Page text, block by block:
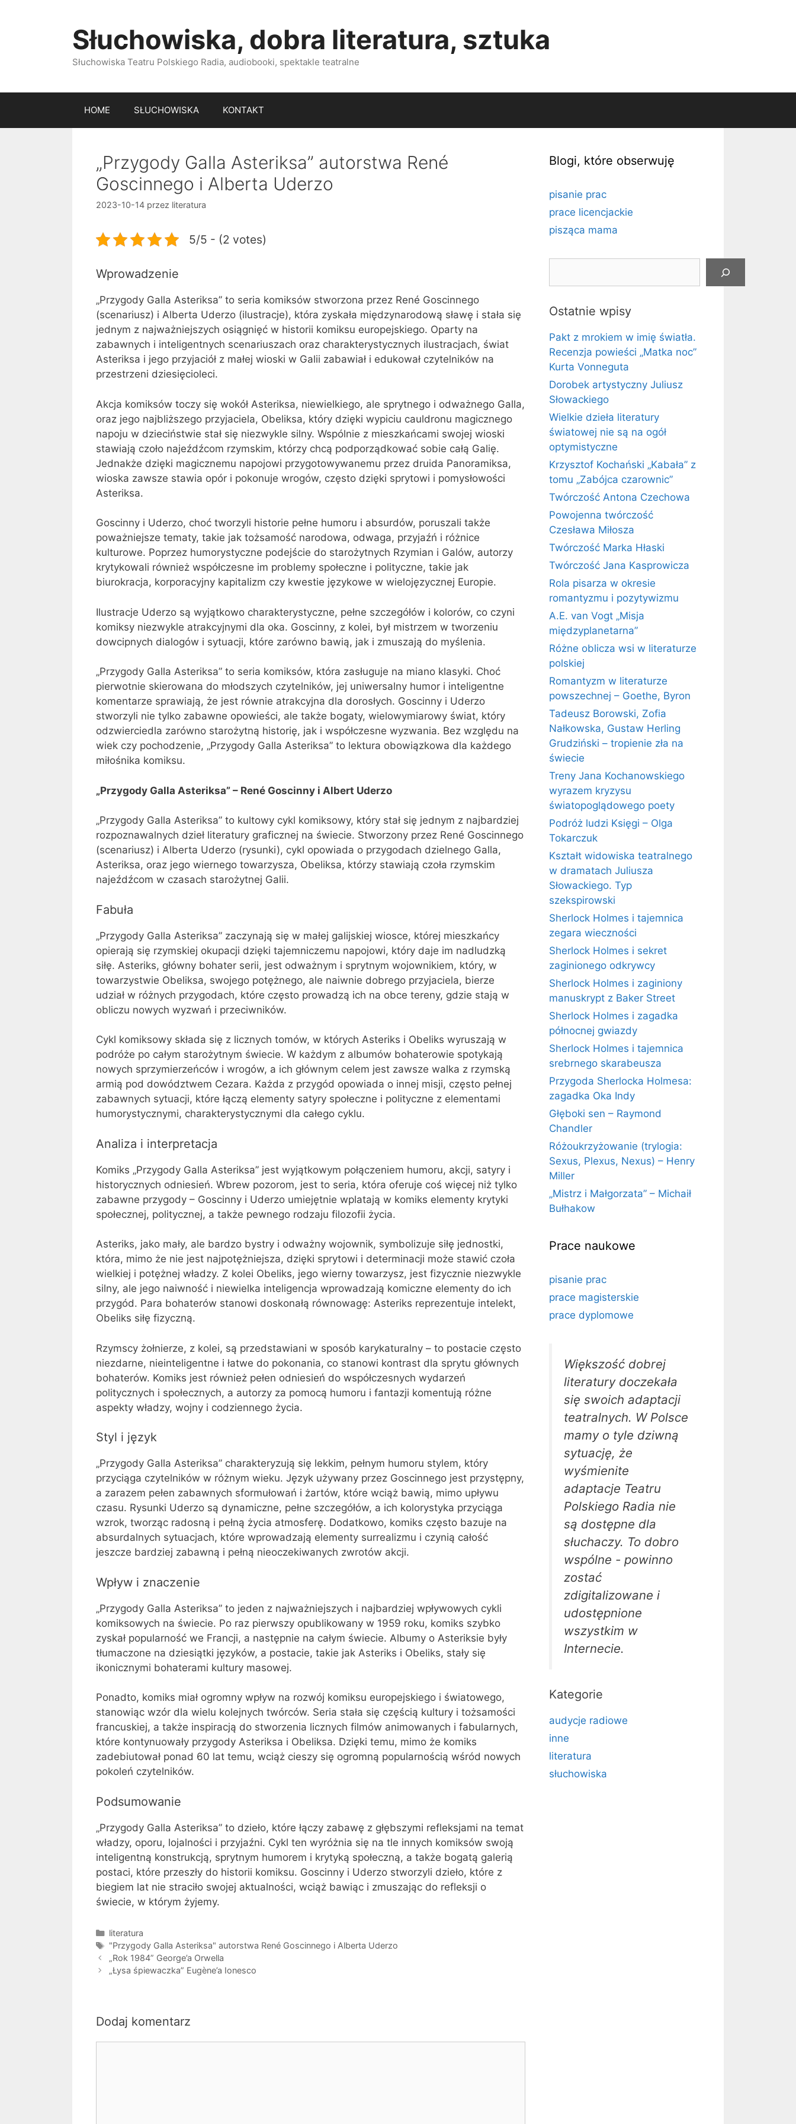
Słuchowiska, dobra literatura, sztuka
Słuchowiska Teatru Polskiego Radia, audiobooki, spektakle teatralne
HOME SŁUCHOWISKA KONTAKT
„Przygody Galla Asteriksa” autorstwa René
Goscinnego i Alberta Uderzo
2023-10-14 przez literatura
5/5 - (2 votes)
Wprowadzenie
„Przygody Galla Asteriksa” to seria komiksów stworzona przez René Goscinnego
(scenariusz) i Alberta Uderzo (ilustracje), która zyskała międzynarodową sławę i stała się
jednym z najważniejszych osiągnięć w historii komiksu europejskiego. Oparty na
zabawnych i inteligentnych scenariuszach oraz charakterystycznych ilustracjach, świat
Asteriksa i jego przyjaciół z małej wioski w Galii zabawiał i edukował czytelników na
przestrzeni dziesięcioleci.
Akcja komiksów toczy się wokół Asteriksa, niewielkiego, ale sprytnego i odważnego Galla,
oraz jego najbliższego przyjaciela, Obeliksa, który dzięki wypiciu cauldronu magicznego
napoju w dzieciństwie stał się niezwykle silny. Wspólnie z mieszkańcami swojej wioski
stawiają czoło najeźdźcom rzymskim, którzy chcą podporządkować sobie całą Galię.
Jednakże dzięki magicznemu napojowi przygotowywanemu przez druida Panoramiksa,
wioska zawsze stawia opór i pokonuje wrogów, często dzięki sprytowi i pomysłowości
Asteriksa.
Goscinny i Uderzo, choć tworzyli historie pełne humoru i absurdów, poruszali także
poważniejsze tematy, takie jak tożsamość narodowa, odwaga, przyjaźń i różnice
kulturowe. Poprzez humorystyczne podejście do starożytnych Rzymian i Galów, autorzy
krytykowali również współczesne im problemy społeczne i polityczne, takie jak
biurokracja, korporacyjny kapitalizm czy kwestie językowe w wielojęzycznej Europie.
Ilustracje Uderzo są wyjątkowo charakterystyczne, pełne szczegółów i kolorów, co czyni
komiksy niezwykle atrakcyjnymi dla oka. Goscinny, z kolei, był mistrzem w tworzeniu
dowcipnych dialogów i sytuacji, które zarówno bawią, jak i zmuszają do myślenia.
„Przygody Galla Asteriksa” to seria komiksów, która zasługuje na miano klasyki. Choć
pierwotnie skierowana do młodszych czytelników, jej uniwersalny humor i inteligentne
komentarze sprawiają, że jest równie atrakcyjna dla dorosłych. Goscinny i Uderzo
stworzyli nie tylko zabawne opowieści, ale także bogaty, wielowymiarowy świat, który
odzwierciedla zarówno starożytną historię, jak i współczesne wyzwania. Bez względu na
wiek czy pochodzenie, „Przygody Galla Asteriksa” to lektura obowiązkowa dla każdego
miłośnika komiksu.
„Przygody Galla Asteriksa” – René Goscinny i Albert Uderzo
„Przygody Galla Asteriksa” to kultowy cykl komiksowy, który stał się jednym z najbardziej
rozpoznawalnych dzieł literatury graficznej na świecie. Stworzony przez René Goscinnego
(scenariusz) i Alberta Uderzo (rysunki), cykl opowiada o przygodach dzielnego Galla,
Asteriksa, oraz jego wiernego towarzysza, Obeliksa, którzy stawiają czoła rzymskim
najeźdźcom w czasach starożytnej Galii.
Fabuła
„Przygody Galla Asteriksa” zaczynają się w małej galijskiej wiosce, której mieszkańcy
opierają się rzymskiej okupacji dzięki tajemniczemu napojowi, który daje im nadludzką
siłę. Asteriks, główny bohater serii, jest odważnym i sprytnym wojownikiem, który, w
towarzystwie Obeliksa, swojego potężnego, ale naiwnie dobrego przyjaciela, bierze
udział w różnych przygodach, które często prowadzą ich na obce tereny, gdzie stają w
obliczu nowych wyzwań i przeciwników.
Cykl komiksowy składa się z licznych tomów, w których Asteriks i Obeliks wyruszają w
podróże po całym starożytnym świecie. W każdym z albumów bohaterowie spotykają
nowych sprzymierzeńców i wrogów, a ich głównym celem jest zawsze walka z rzymską
armią pod dowództwem Cezara. Każda z przygód opowiada o innej misji, często pełnej
zabawnych sytuacji, które łączą elementy satyry społeczne i polityczne z elementami
humorystycznymi, charakterystycznymi dla całego cyklu.
Analiza i interpretacja
Komiks „Przygody Galla Asteriksa” jest wyjątkowym połączeniem humoru, akcji, satyry i
historycznych odniesień. Wbrew pozorom, jest to seria, która oferuje coś więcej niż tylko
zabawne przygody – Goscinny i Uderzo umiejętnie wplatają w komiks elementy krytyki
społecznej, politycznej, a także pewnego rodzaju filozofii życia.
Asteriks, jako mały, ale bardzo bystry i odważny wojownik, symbolizuje siłę jednostki,
która, mimo że nie jest najpotężniejsza, dzięki sprytowi i determinacji może stawić czoła
wielkiej i potężnej władzy. Z kolei Obeliks, jego wierny towarzysz, jest fizycznie niezwykle
silny, ale jego naiwność i niewielka inteligencja wprowadzają komiczne elementy do ich
przygód. Para bohaterów stanowi doskonałą równowagę: Asteriks reprezentuje intelekt,
Obeliks siłę fizyczną.
Rzymscy żołnierze, z kolei, są przedstawiani w sposób karykaturalny – to postacie często
niezdarne, nieinteligentne i łatwe do pokonania, co stanowi kontrast dla sprytu głównych
bohaterów. Komiks jest również pełen odniesień do współczesnych wydarzeń
politycznych i społecznych, a autorzy za pomocą humoru i fantazji komentują różne
aspekty władzy, wojny i codziennego życia.
Styl i język
„Przygody Galla Asteriksa” charakteryzują się lekkim, pełnym humoru stylem, który
przyciąga czytelników w różnym wieku. Język używany przez Goscinnego jest przystępny,
a zarazem pełen zabawnych sformułowań i żartów, które wciąż bawią, mimo upływu
czasu. Rysunki Uderzo są dynamiczne, pełne szczegółów, a ich kolorystyka przyciąga
wzrok, tworząc radosną i pełną życia atmosferę. Dodatkowo, komiks często bazuje na
absurdalnych sytuacjach, które wprowadzają elementy surrealizmu i czynią całość
jeszcze bardziej zabawną i pełną nieoczekiwanych zwrotów akcji.
Wpływ i znaczenie
„Przygody Galla Asteriksa” to jeden z najważniejszych i najbardziej wpływowych cykli
komiksowych na świecie. Po raz pierwszy opublikowany w 1959 roku, komiks szybko
zyskał popularność we Francji, a następnie na całym świecie. Albumy o Asteriksie były
tłumaczone na dziesiątki języków, a postacie, takie jak Asteriks i Obeliks, stały się
ikonicznymi bohaterami kultury masowej.
Ponadto, komiks miał ogromny wpływ na rozwój komiksu europejskiego i światowego,
stanowiąc wzór dla wielu kolejnych twórców. Seria stała się częścią kultury i tożsamości
francuskiej, a także inspiracją do stworzenia licznych filmów animowanych i fabularnych,
które kontynuowały przygody Asteriksa i Obeliksa. Dzięki temu, mimo że komiks
zadebiutował ponad 60 lat temu, wciąż cieszy się ogromną popularnością wśród nowych
pokoleń czytelników.
Podsumowanie
„Przygody Galla Asteriksa” to dzieło, które łączy zabawę z głębszymi refleksjami na temat
władzy, oporu, lojalności i przyjaźni. Cykl ten wyróżnia się na tle innych komiksów swoją
inteligentną konstrukcją, sprytnym humorem i krytyką społeczną, a także bogatą galerią
postaci, które przeszły do historii komiksu. Goscinny i Uderzo stworzyli dzieło, które z
biegiem lat nie straciło swojej aktualności, wciąż bawiąc i zmuszając do refleksji o
świecie, w którym żyjemy.
Kategorie
literatura
Tagi
"Przygody Galla Asteriksa" autorstwa René Goscinnego i Alberta Uderzo
„Rok 1984” George’a Orwella
„Łysa śpiewaczka” Eugène’a Ionesco
Dodaj komentarz
Blogi, które obserwuję
pisanie prac
prace licencjackie
pisząca mama
Ostatnie wpisy
Pakt z mrokiem w imię światła.
Recenzja powieści „Matka noc”
Kurta Vonneguta
Dorobek artystyczny Juliusz
Słowackiego
Wielkie dzieła literatury
światowej nie są na ogół
optymistyczne
Krzysztof Kochański „Kabała” z
tomu „Zabójca czarownic”
Twórczość Antona Czechowa
Powojenna twórczość
Czesława Miłosza
Twórczość Marka Hłaski
Twórczość Jana Kasprowicza
Rola pisarza w okresie
romantyzmu i pozytywizmu
A.E. van Vogt „Misja
międzyplanetarna”
Różne oblicza wsi w literaturze
polskiej
Romantyzm w literaturze
powszechnej – Goethe, Byron
Tadeusz Borowski, Zofia
Nałkowska, Gustaw Herling
Grudziński – tropienie zła na
świecie
Treny Jana Kochanowskiego
wyrazem kryzysu
światopoglądowego poety
Podróż ludzi Księgi – Olga
Tokarczuk
Kształt widowiska teatralnego
w dramatach Juliusza
Słowackiego. Typ
szekspirowski
Sherlock Holmes i tajemnica
zegara wieczności
Sherlock Holmes i sekret
zaginionego odkrywcy
Sherlock Holmes i zaginiony
manuskrypt z Baker Street
Sherlock Holmes i zagadka
północnej gwiazdy
Sherlock Holmes i tajemnica
srebrnego skarabeusza
Przygoda Sherlocka Holmesa:
zagadka Oka Indy
Głęboki sen – Raymond
Chandler
Różoukrzyżowanie (trylogia:
Sexus, Plexus, Nexus) – Henry
Miller
„Mistrz i Małgorzata” – Michaił
Bułhakow
Prace naukowe
pisanie prac
prace magisterskie
prace dyplomowe
Większość dobrej
literatury doczekała
się swoich adaptacji
teatralnych. W Polsce
mamy o tyle dziwną
sytuację, że
wyśmienite
adaptacje Teatru
Polskiego Radia nie
są dostępne dla
słuchaczy. To dobro
wspólne - powinno
zostać
zdigitalizowane i
udostępnione
wszystkim w
Internecie.
Kategorie
audycje radiowe
inne
literatura
słuchowiska